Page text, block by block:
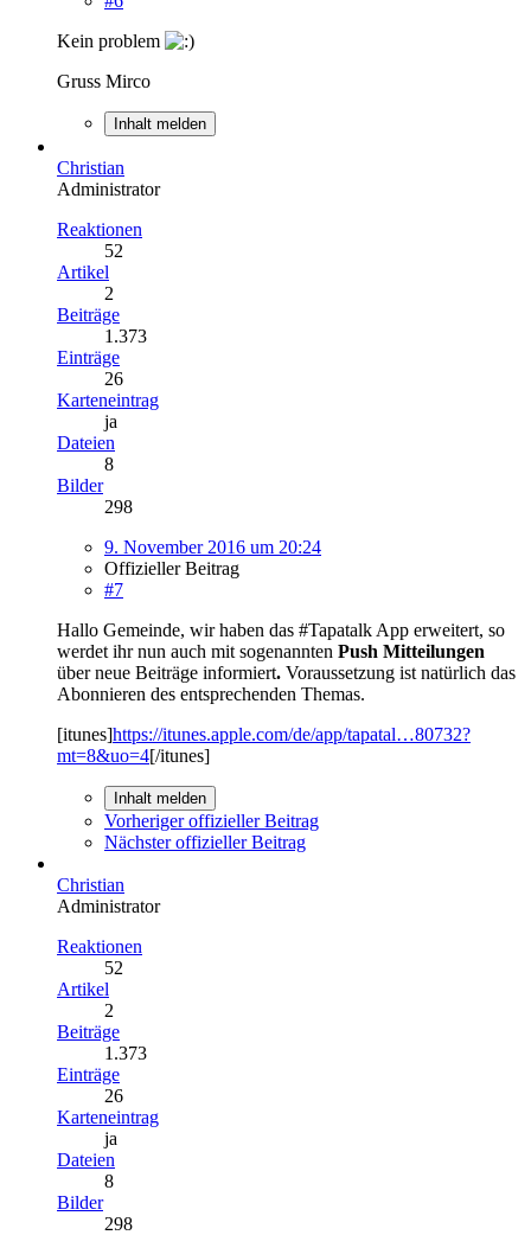
Kein problem
Gruss Mirco
Inhalt melden
Christian
Administrator
Reaktionen
52
Artikel
2
Beiträge
1.373
Einträge
26
Karteneintrag
ja
Dateien
8
Bilder
298
9. November 2016 um 20:24
Offizieller Beitrag
#7
Hallo Gemeinde, wir haben das #Tapatalk App erweitert, so
werdet ihr nun auch mit sogenannten Push Mitteilungen
über neue Beiträge informiert. Voraussetzung ist natürlich das
Abonnieren des entsprechenden Themas.
[itunes]https://itunes.apple.com/de/app/tapatal…80732?
mt=8&uo=4[/itunes]
Inhalt melden
Vorheriger offizieller Beitrag
Nächster offizieller Beitrag
Christian
Administrator
Reaktionen
52
Artikel
2
Beiträge
1.373
Einträge
26
Karteneintrag
ja
Dateien
8
Bilder
298